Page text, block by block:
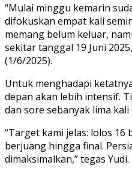
“Mulai minggu kemarin
difokuskan empat kali
memang belum keluar,
sekitar tanggal 19 Juni
(1/6/2025).
Untuk menghadapi
depan akan lebih intensif.
dan sore sebanyak lima
“Target kami jelas: lolos 16
berjuang hingga final.
dimaksimalkan,” tegas Yudi.